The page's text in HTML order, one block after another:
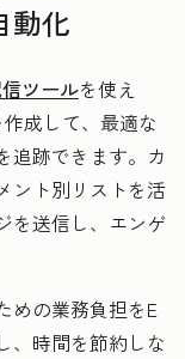
動化
ツールを使え
成して、最適な
追跡できます。カ
ント別リストを活
を送信し、エンゲ
めの業務負担をE
、時間を節約しな